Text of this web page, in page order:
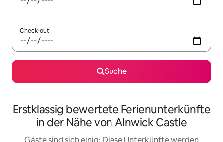
Check-out
Suche
Erstklassig bewertete Ferienunterkünfte
in der Nähe von Alnwick Castle
Gäste sind sich einig: Diese Unterkünfte werden